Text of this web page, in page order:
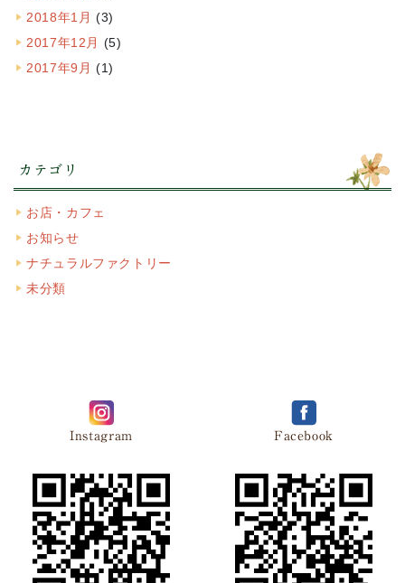
2018年1月 (3)
2017年12月 (5)
2017年9月 (1)
カテゴリ
お店・カフェ
お知らせ
ナチュラルファクトリー
未分類
Instagram Facebook